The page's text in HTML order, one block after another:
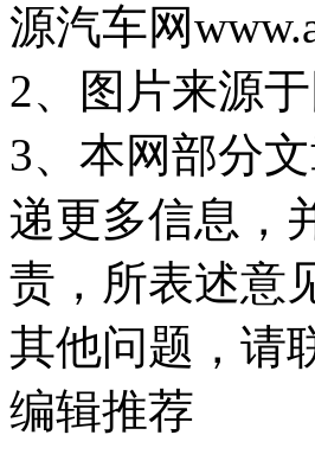
源汽车网
2、图片来源
3、本网部分
递更多信息，
责，所表述意
其他问题，请
编辑推荐